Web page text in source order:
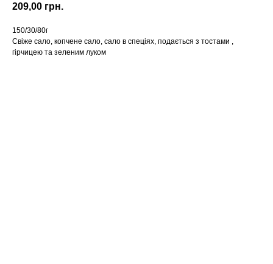
209,00 грн.
150/30/80г
Свіже сало, копчене сало, сало в спеціях, подається з тостами ,
гірчицею та зеленим луком